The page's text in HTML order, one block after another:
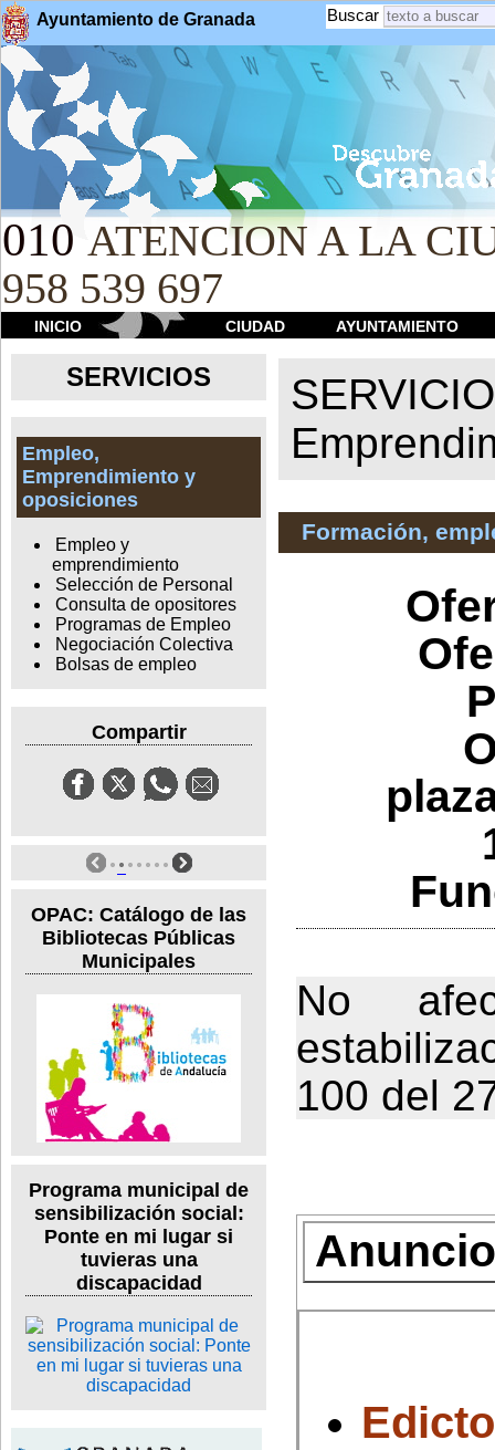
Ayuntamiento de Granada Buscar
010 ATENCION A LA
958 539 697
INICIO CIUDAD AYUNTAMIENTO
SERVICIOS
Empleo,
Emprendimiento y
oposiciones
Empleo y
emprendimiento
Selección de Personal
Consulta de opositores
Programas de Empleo
Negociación Colectiva
Bolsas de empleo
Compartir
OPAC: Catálogo de las
Bibliotecas Públicas
Municipales
Programa municipal de
sensibilización social:
Ponte en mi lugar si
tuvieras una
discapacidad
Formación,
No
100 del